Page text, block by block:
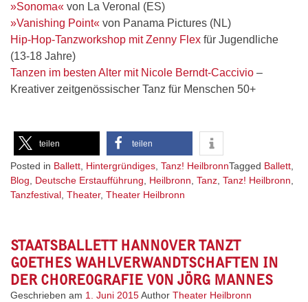
»Sonoma« von La Veronal (ES)
»Vanishing Point« von Panama Pictures (NL)
Hip-Hop-Tanzworkshop mit Zenny Flex für Jugendliche
(13-18 Jahre)
Tanzen im besten Alter mit Nicole Berndt-Caccivio –
Kreativer zeitgenössischer Tanz für Menschen 50+
teilen teilen
Posted in Ballett, Hintergründiges, Tanz! HeilbronnTagged Ballett,
Blog, Deutsche Erstaufführung, Heilbronn, Tanz, Tanz! Heilbronn,
Tanzfestival, Theater, Theater Heilbronn
STAATSBALLETT HANNOVER TANZT
GOETHES WAHLVERWANDTSCHAFTEN IN
DER CHOREOGRAFIE VON JÖRG MANNES
Geschrieben am 1. Juni 2015Author Theater Heilbronn